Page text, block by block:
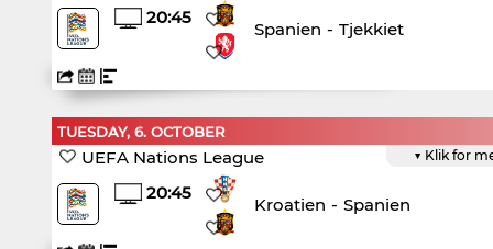
20:45
Spanien - Tjekkiet
TUESDAY, 6. OCTOBER
▼ Klik for
UEFA Nations League
20:45
Kroatien - Spanien